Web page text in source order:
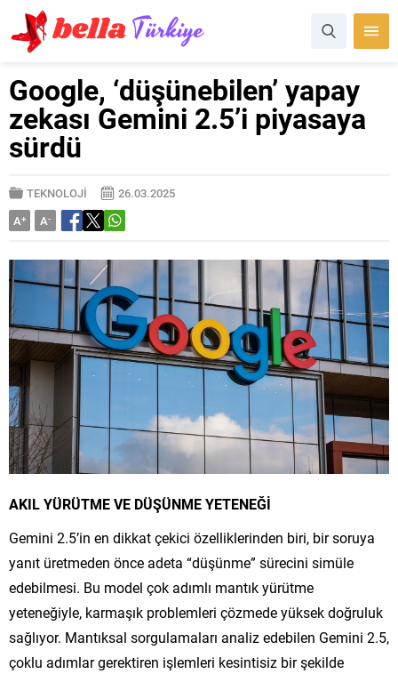
Google, ‘düşünebilen’ yapay
zekası Gemini 2.5’i piyasaya
sürdü
TEKNOLOJİ
26.03.2025
A+ A-
AKIL YÜRÜTME VE DÜŞÜNME YETENEĞİ
Gemini 2.5’in en dikkat çekici özelliklerinden biri, bir soruya
yanıt üretmeden önce adeta “düşünme” sürecini simüle
edebilmesi. Bu model çok adımlı mantık yürütme
yeteneğiyle, karmaşık problemleri çözmede yüksek doğruluk
sağlıyor. Mantıksal sorgulamaları analiz edebilen Gemini 2.5,
çoklu adımlar gerektiren işlemleri kesintisiz bir şekilde